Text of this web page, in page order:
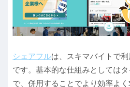
シェアフルは、スキマバイトで
です。基本的な仕組みとしては
で、併用することでより効率よ